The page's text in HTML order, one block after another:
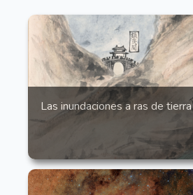
Las inundaciones a ras de tierra